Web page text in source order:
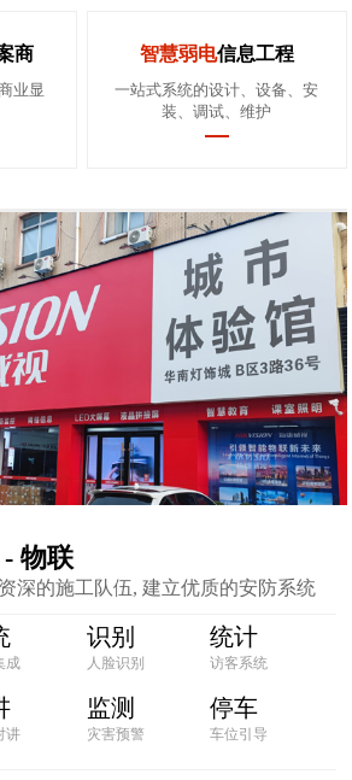
商
业显
智慧弱电信息工程
一站式系统的设计、设备、安
装、调试、维护
物联
深的施工队伍, 建立优质的安防系统
成
识别
人脸识别
统计
访客系统
讲
监测
灾害预警
停车
车位引导